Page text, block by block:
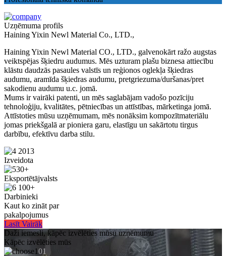
Uzņēmuma profils
Haining Yixin Newl Material Co., LTD.,
Haining Yixin Newl Material CO., LTD., galvenokārt ražo augstas
veiktspējas šķiedru audumus. Mēs uzturam plašu biznesa attiecību
klāstu daudzās pasaules valstīs un reģionos oglekļa šķiedras
audumu, aramīda šķiedras audumu, pretgriezuma/duršanas/pret
sakodienu audumu u.c. jomā.
Mums ir vairāki patenti, un mēs saglabājam vadošo pozīciju
tehnoloģiju, kvalitātes, pētniecības un attīstības, mārketinga jomā.
Attīstoties mūsu uzņēmumam, mēs nonāksim kompozītmateriālu
jomas priekšgalā ar pioniera garu, elastīgu un sakārtotu tirgus
darbību, efektīvu darba stilu.
2013
Izveidota
30+
Eksportētājvalsts
100+
Darbinieki
Kaut ko zināt par
pakalpojumus
Lasīt Vairāk
Daži iemesli, kāpēc izvēlēties mūsu uzņēmumu
Kāpēc izvēlēties mūs
01